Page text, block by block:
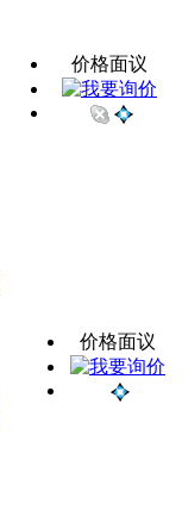
价格面议
价格面议